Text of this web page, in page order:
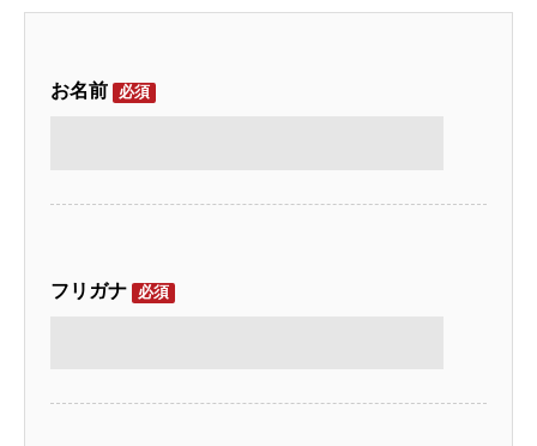
お名前 必須
フリガナ 必須